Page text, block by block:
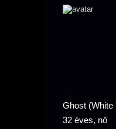
Ghost (White
32 éves, nő